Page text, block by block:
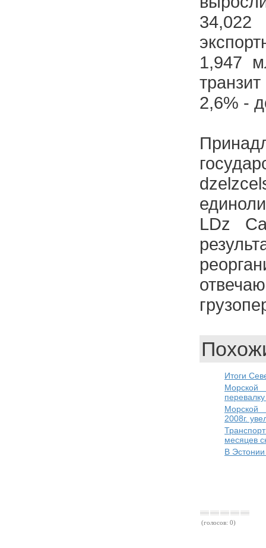
1,947
2,6% -
LDz
Итоги
Морской
Морской
2008г.
месяцев
В Эстонии
(голосов: 0)